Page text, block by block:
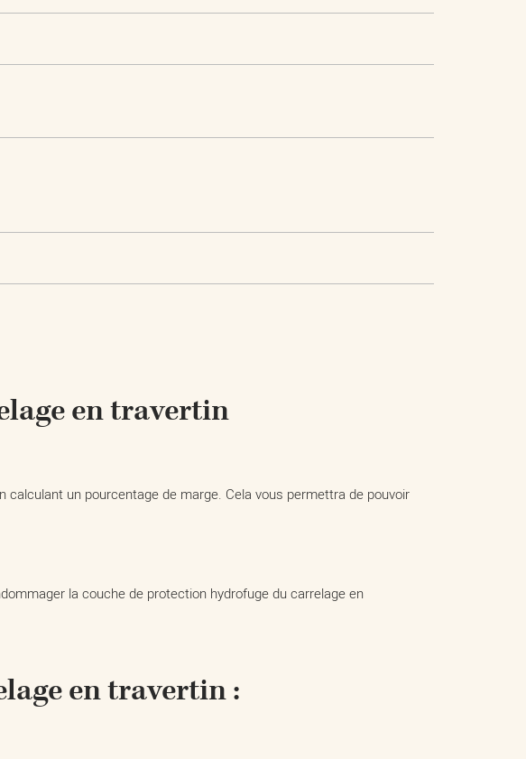
en travertin
un pourcentage de marge. Cela vous permettra de pouvoir
la couche de protection hydrofuge du carrelage en
en travertin :